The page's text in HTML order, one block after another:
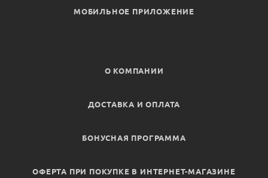
МОБИЛЬНОЕ ПРИЛОЖЕНИЕ
О КОМПАНИИ
ДОСТАВКА И ОПЛАТА
БОНУСНАЯ ПРОГРАММА
ОФЕРТА ПРИ ПОКУПКЕ В ИНТЕРНЕТ-МАГАЗИНЕ